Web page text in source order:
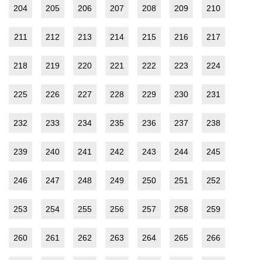
204 205 206 207 208 209 210
211 212 213 214 215 216 217
218 219 220 221 222 223 224
225 226 227 228 229 230 231
232 233 234 235 236 237 238
239 240 241 242 243 244 245
246 247 248 249 250 251 252
253 254 255 256 257 258 259
260 261 262 263 264 265 266